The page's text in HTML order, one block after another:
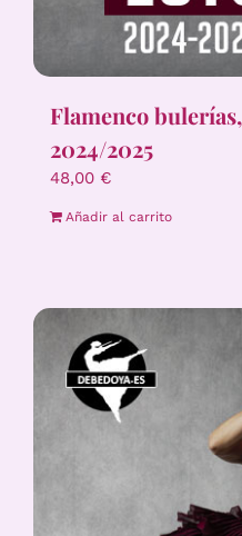
Flamenco
2024/2025
48,00 €
Añadir al carrito